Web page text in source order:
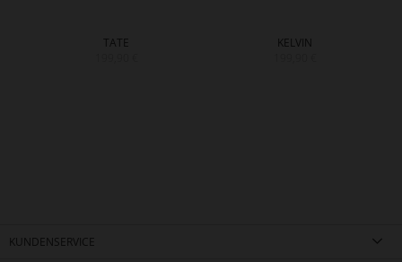
TATE
KELVIN
KUNDENSERVICE